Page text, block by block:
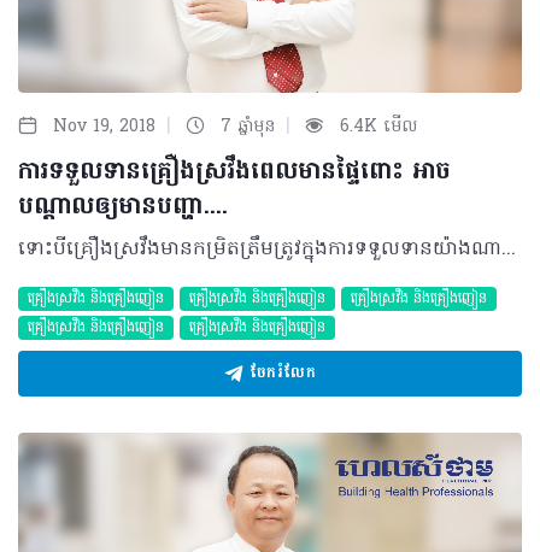
Nov 19, 2018 | 7 ឆ្នាំមុន | 6.4K មើល
ការទទួលទានគ្រឿងស្រវឹងពេលមានផ្ទៃពោះ អាច
បណ្តាលឲ្យមានបញ្ហា....
ទោះបីគ្រឿងស្រវឹងមានកម្រិតត្រឹមត្រូវក្នុងការទទួលទានយ៉ាងណាក៏ដោយ គ្រោះថ្នាក់នៅតែអាចមានតាមរូបភាពផ្សេងៗ ពិសេសកើតមានចំពោះស្ត្រី… ជាទូទៅ ស្ត្រីនឹងមានកំហាប់ជាតិអាល់កុលក្នុងឈាមខ្ពស់ជាងបុរស ដោយហេតុថា រាងកាយស្ត្រីផ្ទុកជាតិខ្លាញ់ច្រើនជាង និងជាតិទឹកតិចជាងរាងកាយបុរស ហើយស្ត្រីតែងមានទម្ងន់ខ្លួន (មាឌ)តូចជាងបុរស។ ស្ត្រីអាចប្រឈមនឹងផលរំខានច្រើនរួមមាន៖ • ងាយខូចខាតថ្លើម និងទទួលរងផលប៉ះពាល់សុខភាពដទៃទៀតជាងបុរស • ការកើតមហារីកសុដន់ និងរោគស្ត្រី • ការស្រាវជ្រាវខ្លះបានបង្ហាញថា ប្រតិកម្មរបស់ស្ត្រីទៅនឹងគ្រឿងស្រវឹង ប្រែប្រួលទៅតាមវដ្តរដូវរបស់ស្ត្រី ដោយសារកម្រិតអ័រម៉ូនខុសគ្នា • ស្ត្រីដែលប្រើប្រាស់ថ្នាំពន្យារកំណើតអាចត្រូវការពេលវេលា ដើម្បីបញ្ចេញជាតិអាល់កុលពីរាងកាយ វែងជាងស្ត្រីដែលមិនប្រើប្រាស់ថ្នាំពន្យារកំណើត។ ករណីស្ត្រីមានផ្ទៃពោះ និងបំបៅដោះកូន • ជាតិអាល់កុលដែលស្ត្រីមានផ្ទៃពោះទទួលទានឆ្លងកាត់សុកទៅដល់ទារក ដូចនេះការទទួលទានគ្រឿងស្រវឹងពេលមានផ្ទៃពោះ អាចបណ្តាលឲ្យមានបញ្ហាដូចជា ធ្លាក់ឈាម រលូតកូន ឬកូនកើតមិនគ្រប់ខែ • មានភស្តុតាងបង្ហាញថា បើស្ត្រីមានផ្ទៃពោះទទួលទានគ្រឿងស្រវឹង ២ ឬ៣ ស្តង់ដា ក្នុង១ថ្ងៃ អាចប៉ះពាល់ដល់ទារក និងធ្វើឲ្យទារកលូតលាស់យឺត ពិការផ្នែករាងកាយ និងបញ្ញា • ទារកដែលកើតពីម្តាយដែលញៀនគ្រឿងស្រវឹង អាចមានអាការៈញៀនក្រោយពេលកើត និងមានចង្កោមរោគសញ្ញាស្លាប់ដោយគ្រឿងស្រវឹង • ទារកដែលមានចង្កោមរោគសញ្ញានេះ អាចមានមុខមាត់មិនប្រក្រតី • អង្គការសុខភាពពិភពលោកបានផ្តល់ដំបូន្មានថា គ្មានការទទួលទានគ្រឿងស្រវឹងដែលមានសុវត្ថិភាពក្នុងអំឡុងពេលមានផ្ទៃពោះទេ។ ដើម្បីមានសុវត្ថិភាព ស្ត្រីមានផ្ទៃពោះមិនត្រូវទទួលទានគ្រឿងស្រវឹងទាល់តែសោះ និងត្រូវពិគ្រោះជាមួយមន្ត្រីសុខាភិបាលជាមុន បើអ្នកចង់ប្រើប្រាស់នូវសារធាតុណាមួយនៅពេលអ្នកមានផ្ទៃពោះ ឬអំឡុងពេលបំបៅដោះកូន ដូចជាគ្រឿងស្រវឹង និងថ្នាំពេទ្យមួយចំនួន។ បកស្រាយដោយ៖ វេជ្ជបណ្ឌិត ឡាក់ ឡេង នាយករងនៃមជ្ឈមណ្ឌលជាតិលើកកម្ពស់សុខភាព ©2018 រក្សាសិទ្ធិគ្រប់យ៉ាង​ដោយ Healthtime Corporation ចំពោះគ្រប់អត្ថបទដោយគ្មានផ្នែកណាមួយត្រូវបោះពុម្ពផ្សាយចូល ប្រព័ន្ធអ៊ីនធឺណែតឧបករណ៍អេឡិចត្រូនិកអាត់ជាសំឡេងឬថតចំលងគ្រប់រូបភាពដោយគ្មានការអនុញ្ញាតឡើយ
គ្រឿងស្រវឹង​ និងគ្រឿងញៀន គ្រឿងស្រវឹង​ និងគ្រឿងញៀន
គ្រឿងស្រវឹង​ និងគ្រឿងញៀន
គ្រឿងស្រវឹង​ និងគ្រឿងញៀន
គ្រឿងស្រវឹង​ និងគ្រឿងញៀន
ចែករំលែក